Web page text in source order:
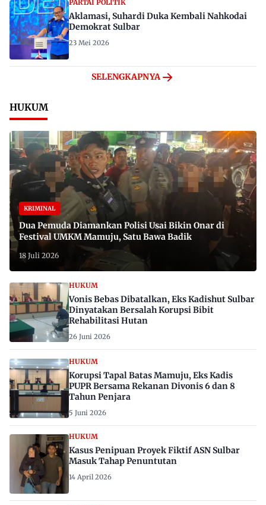
PARTAI POLITIK
Aklamasi, Suhardi Duka Kembali Nahkodai
Demokrat Sulbar
23 Mei 2026
SELENGKAPNYA
HUKUM
KRIMINAL
Dua Pemuda Diamankan Polisi Usai Bikin Onar di
Festival UMKM Mamuju, Satu Bawa Badik
18 Juli 2026
HUKUM
Vonis Bebas Dibatalkan, Eks Kadishut Sulbar
Dinyatakan Bersalah Korupsi Bibit
Rehabilitasi Hutan
26 Juni 2026
HUKUM
Korupsi Tapal Batas Mamuju, Eks Kadis
PUPR Bersama Rekanan Divonis 6 dan 8
Tahun Penjara
5 Juni 2026
HUKUM
Kasus Penipuan Proyek Fiktif ASN Sulbar
Masuk Tahap Penuntutan
14 April 2026